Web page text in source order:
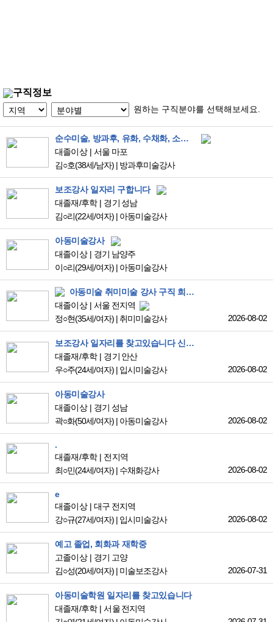
구직정보
원하는 구직분야를 선택해보세요.
순수미술, 방과후, 유화, 수채화, 소묘 등 (아동미술X)
대졸이상
서울 마포
김○호(38세/남자) | 방과후미술강사
보조강사 일자리 구합니다
대졸재/후학
경기 성남
김○리(22세/여자) | 아동미술강사
아동미술강사
대졸이상
경기 남양주
이○리(29세/여자) | 아동미술강사
아동미술 취미미술 강사 구직 희망합니다
대졸이상
서울 전지역
정○현(35세/여자) | 취미미술강사 2026-08-02
보조강사 일자리를 찾고있습니다 신티크, 클립스튜디오 사용에 능합니다
대졸재/후학
경기 안산
우○주(24세/여자) | 입시미술강사 2026-08-02
아동미술강사
대졸이상
경기 성남
곽○화(50세/여자) | 아동미술강사 2026-08-02
.
대졸재/후학
전지역
최○민(24세/여자) | 수채화강사 2026-08-02
e
대졸이상
대구 전지역
강○규(27세/여자) | 입시미술강사 2026-08-02
예고 졸업, 회화과 재학중
고졸이상
경기 고양
김○성(20세/여자) | 미술보조강사 2026-07-31
아동미술학원 일자리를 찾고있습니다
대졸재/후학
서울 전지역